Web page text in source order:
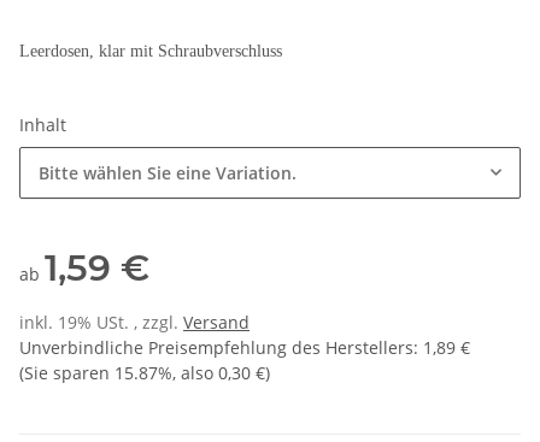
Leerdosen, klar mit Schraubverschluss
Inhalt
Bitte wählen Sie eine Variation.
ab 1,59 €
inkl. 19% USt. , zzgl. Versand
Unverbindliche Preisempfehlung des Herstellers: 1,89 €
(Sie sparen 15.87%, also 0,30 €)